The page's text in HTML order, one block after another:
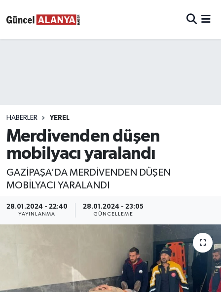
HABERLER YEREL
Merdivenden düşen
mobilyacı yaralandı
GAZİPAŞA’DA MERDİVENDEN DÜŞEN
MOBİLYACI YARALANDI
28.01.2024 - 22:40
YAYINLANMA
28.01.2024 - 23:05
GÜNCELLEME